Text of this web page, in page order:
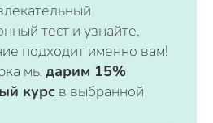
тест и узнайте,
подходит именно вам!
мы дарим 15%
курс в выбранной